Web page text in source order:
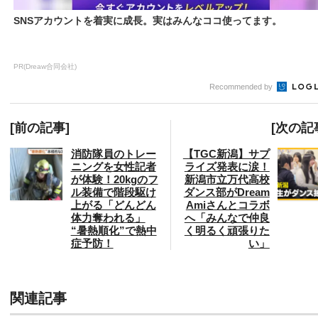
SNSアカウントを着実に成長。実はみんなココ使ってます。
PR(Dreaw合同会社)
Recommended by
[前の記事]
消防隊員のトレー
ニングを女性記者
が体験！20kgのフ
ル装備で階段駆け
上がる「どんどん
体力奪われる」
“暑熱順化”で熱中
症予防！
[次の記
【TGC新潟】サプ
ライズ発表に涙！
新潟市立万代高校
ダンス部がDream
Amiさんとコラボ
へ「みんなで仲良
く明るく頑張りた
い」
関連記事